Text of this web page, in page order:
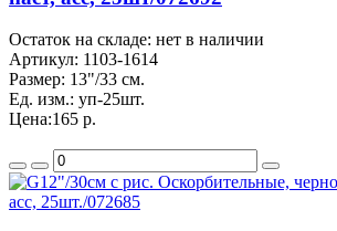
Остаток на складе: нет в наличии
Артикул: 1103-1614
Размер: 13"/33 см.
Ед. изм.: уп-25шт.
Цена:165 р.